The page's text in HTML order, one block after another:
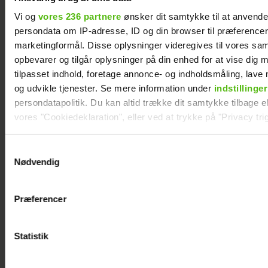
Vi og vores 236 partnere ønsker dit samtykke til at
persondata om IP-adresse, ID og din browser til
marketingformål. Disse oplysninger videregives til vores
opbevarer og tilgår oplysninger på din enhed for at vise dig
tilpasset indhold, foretage annonce- og indholdsmåling, lave
og udvikle tjenester. Se mere information under indstillinger
persondatapolitik. Du kan altid trække dit samtykke tilbage
vores "Cookiedeklaration", eller ved at trykke på "Privacy
Vi anvender egne cookies og cookies fra tredjeparter til at
generere statistik og huske dine præferencer samt til brug
Nødvendig
Præferencer
Statistik
Andreas Odbjerg afslører stor beslutning: